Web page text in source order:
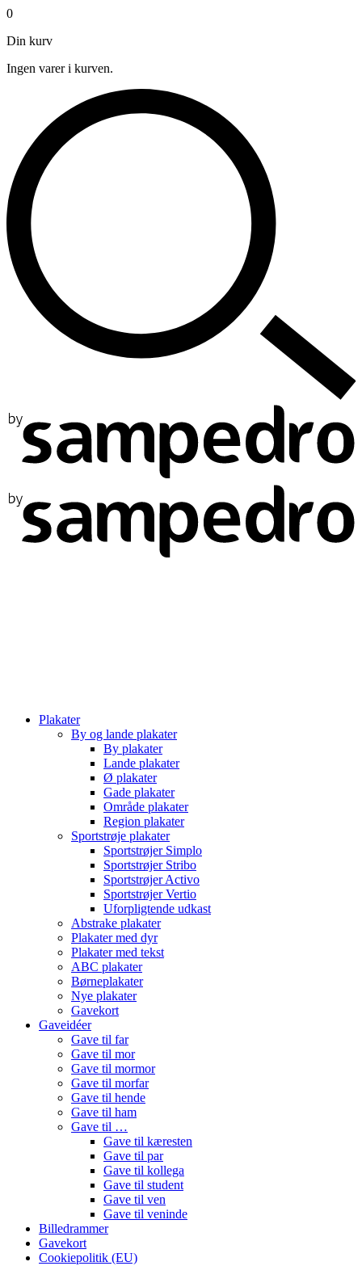
0
Din kurv
Ingen varer i kurven.
Plakater
By og lande plakater
By plakater
Lande plakater
Ø plakater
Gade plakater
Område plakater
Region plakater
Sportstrøje plakater
Sportstrøjer Simplo
Sportstrøjer Stribo
Sportstrøjer Activo
Sportstrøjer Vertio
Uforpligtende udkast
Abstrake plakater
Plakater med dyr
Plakater med tekst
ABC plakater
Børneplakater
Nye plakater
Gavekort
Gaveidéer
Gave til far
Gave til mor
Gave til mormor
Gave til morfar
Gave til hende
Gave til ham
Gave til …
Gave til kæresten
Gave til par
Gave til kollega
Gave til student
Gave til ven
Gave til veninde
Billedrammer
Gavekort
Cookiepolitik (EU)